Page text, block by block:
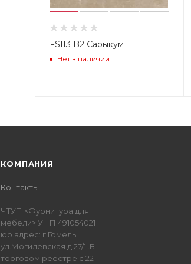
FS113 B2 Сарыкум
Нет в наличии
КОМПАНИЯ
Контакты
ЧТУП <Фурнитура для
мебели> УНП 491054021
юр.адрес: г.Гомель
ул.Могилевская д.27/1 .В
торговом реестре с 22